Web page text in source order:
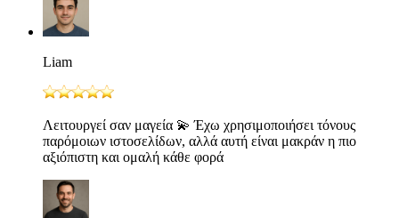
Liam
Λειτουργεί σαν μαγεία 💫 Έχω χρησιμοποιήσει τόνους
παρόμοιων ιστοσελίδων, αλλά αυτή είναι μακράν η πιο
αξιόπιστη και ομαλή κάθε φορά